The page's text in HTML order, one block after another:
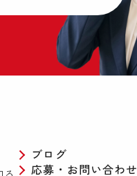
ブログ
応募・お問い合わせ